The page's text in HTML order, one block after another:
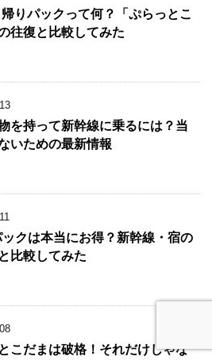
りパックって何？「ぷらっとこ
往復と比較してみた
を持って新幹線に乗るには？当
いための最新情報
ックは本当にお得？新幹線・宿の
比較してみた
こだまは破格！それだけじゃな